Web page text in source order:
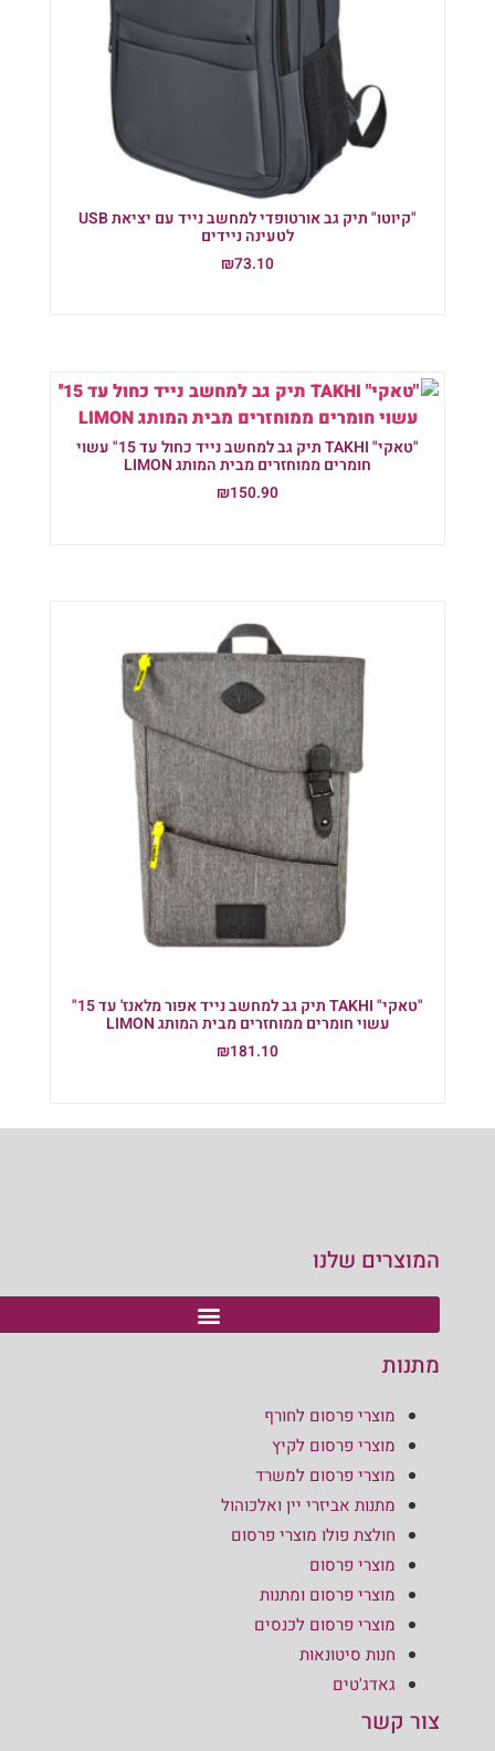
"קיוטו" תיק גב אורטופדי למחשב נייד עם יציאת USB
לטעינה ניידים
₪73.10
"טאקי" TAKHI תיק גב למחשב נייד כחול עד 15" עשוי
חומרים ממוחזרים מבית המותג LIMON
₪150.90
"טאקי" TAKHI תיק גב למחשב נייד אפור מלאנז' עד 15"
עשוי חומרים ממוחזרים מבית המותג LIMON
₪181.10
המוצרים שלנו
מתנות
מוצרי פרסום לחורף
מוצרי פרסום לקיץ
מוצרי פרסום למשרד
מתנות אביזרי יין ואלכוהול
חולצת פולו מוצרי פרסום
מוצרי פרסום
מוצרי פרסום ומתנות
מוצרי פרסום לכנסים
חנות סיטונאות
גאדג'טים
צור קשר